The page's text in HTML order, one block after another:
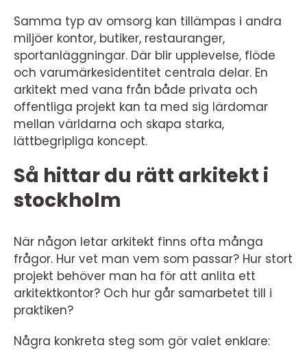
Samma typ av omsorg kan tillämpas i andra
miljöer kontor, butiker, restauranger,
sportanläggningar. Där blir upplevelse, flöde
och varumärkesidentitet centrala delar. En
arkitekt med vana från både privata och
offentliga projekt kan ta med sig lärdomar
mellan världarna och skapa starka,
lättbegripliga koncept.
Så hittar du rätt arkitekt i
stockholm
När någon letar arkitekt finns ofta många
frågor. Hur vet man vem som passar? Hur stort
projekt behöver man ha för att anlita ett
arkitektkontor? Och hur går samarbetet till i
praktiken?
Några konkreta steg som gör valet enklare: